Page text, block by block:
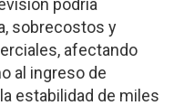
podría
sobrecostos y
afectando
al ingreso de
estabilidad de miles